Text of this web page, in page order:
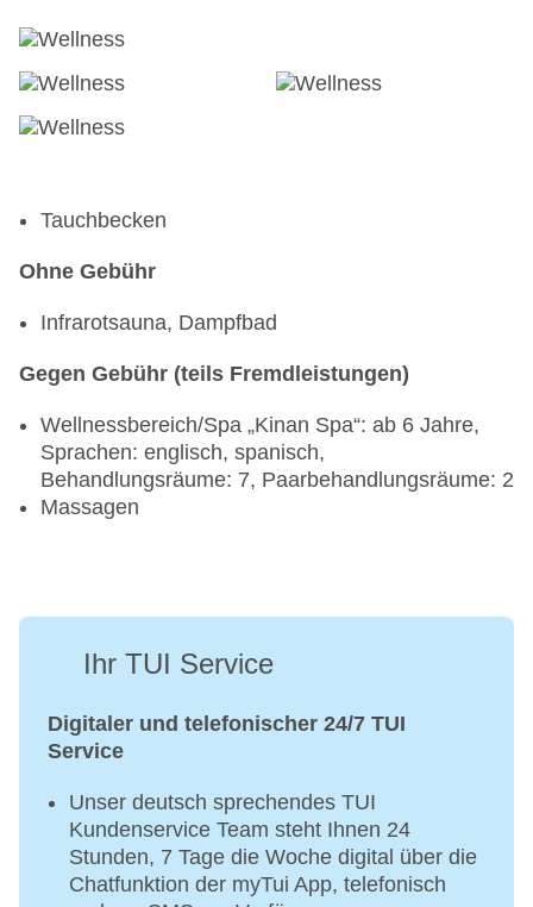
Tauchbecken
Ohne Gebühr
Infrarotsauna, Dampfbad
Gegen Gebühr (teils Fremdleistungen)
Wellnessbereich/Spa „Kinan Spa“: ab 6 Jahre,
Sprachen: englisch, spanisch,
Behandlungsräume: 7, Paarbehandlungsräume: 2
Massagen
Ihr TUI Service
Digitaler und telefonischer 24/7 TUI
Service
Unser deutsch sprechendes TUI
Kundenservice Team steht Ihnen 24
Stunden, 7 Tage die Woche digital über die
Chatfunktion der myTui App, telefonisch